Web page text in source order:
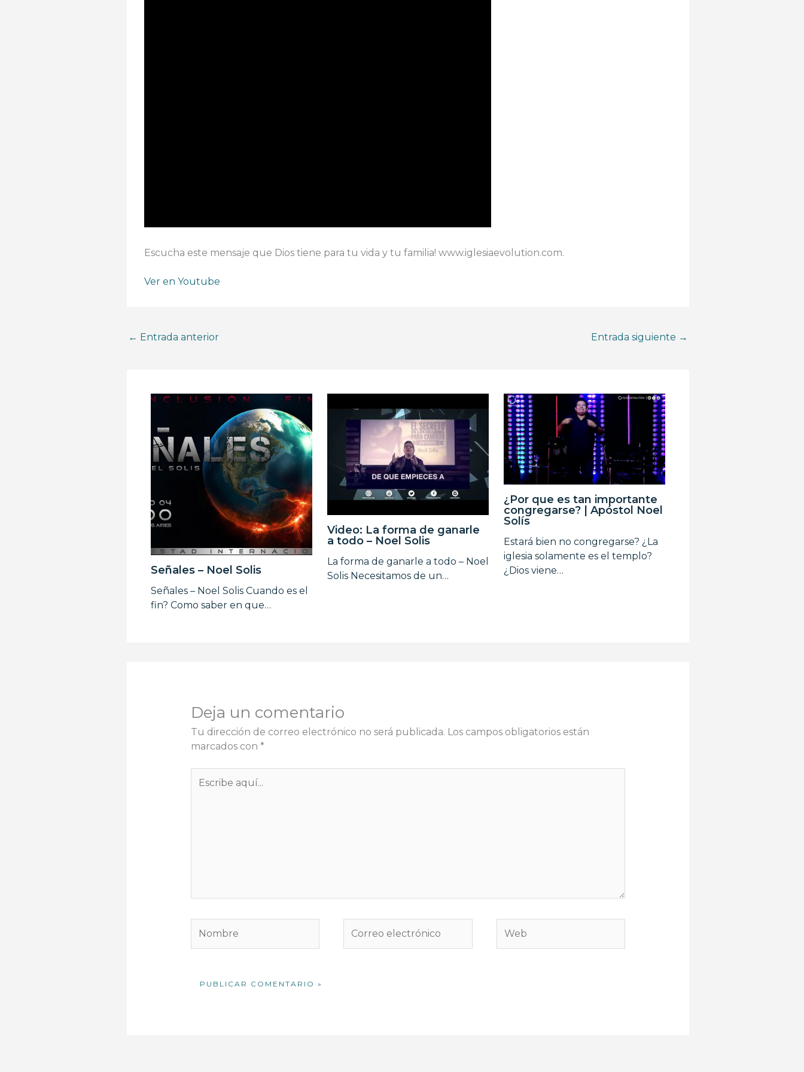
Escucha este mensaje que Dios tiene para tu vida y tu familia! www.iglesiaevolution.com.
Ver en Youtube
← Entrada anterior Entrada siguiente →
Señales – Noel Solis
Señales – Noel Solis Cuando es el
fin? Como saber en que…
Video: La forma de ganarle
a todo – Noel Solis
La forma de ganarle a todo – Noel
Solis Necesitamos de un…
¿Por que es tan importante
congregarse? | Apóstol Noel
Solís
Estará bien no congregarse? ¿La
iglesia solamente es el templo?
¿Dios viene…
Deja un comentario
Tu dirección de correo electrónico no será publicada. Los campos obligatorios están
marcados con *
aquí...
electrónico